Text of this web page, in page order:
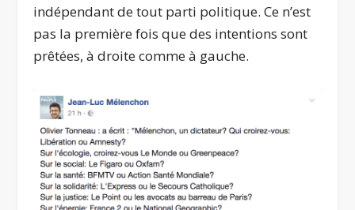
indépendant de tout parti politique. Ce n’est
pas la première fois que des intentions sont
prêtées, à droite comme à gauche.